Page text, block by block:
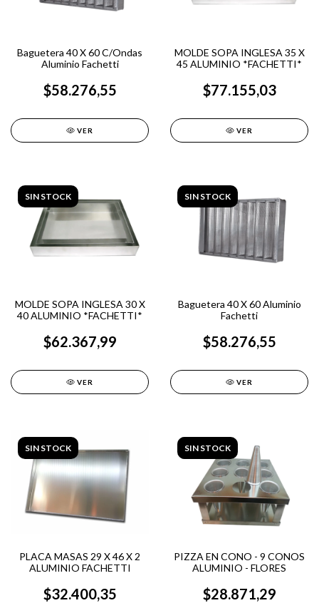
Baguetera 40 X 60 C/Ondas
Aluminio Fachetti
$58.276,55
VER
MOLDE SOPA INGLESA 35 X
45 ALUMINIO *FACHETTI*
$77.155,03
VER
SIN STOCK
MOLDE SOPA INGLESA 30 X
40 ALUMINIO *FACHETTI*
$62.367,99
VER
SIN STOCK
Baguetera 40 X 60 Aluminio
Fachetti
$58.276,55
VER
SIN STOCK
PLACA MASAS 29 X 46 X 2
ALUMINIO FACHETTI
$32.400,35
SIN STOCK
PIZZA EN CONO - 9 CONOS
ALUMINIO - FLORES
$28.871,29